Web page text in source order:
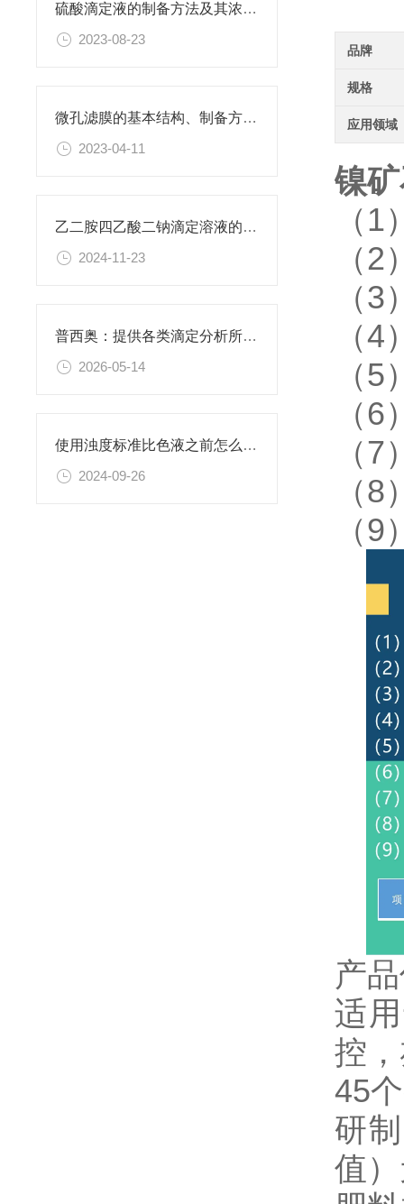
硫酸滴定液的制备方法及其浓度的确定
2023-08-23
微孔滤膜的基本结构、制备方法、性能特点以及应用领域
2023-04-11
乙二胺四乙酸二钠滴定溶液的稳定性与保存条件
2024-11-23
普西奥：提供各类滴定分析所需的全系列滴定液
2026-05-14
使用浊度标准比色液之前怎么可以不了解这些！
2024-09-26
品牌
规格
应用领域
镍
（
（
（
（
（
（
（
（
（
产
适
控
45
研
值